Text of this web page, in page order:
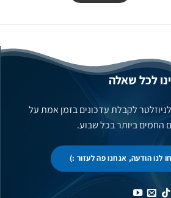
לכל שאלה
לקבלת עדכונים בזמן אמת על
החמים ביותר בכל שבוע.
לנו הודעה, אנחנו פה לעזור :)